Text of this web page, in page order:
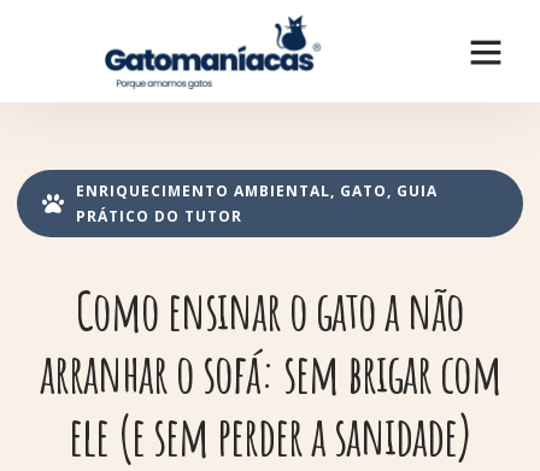
ENRIQUECIMENTO AMBIENTAL, GATO, GUIA
PRÁTICO DO TUTOR
Como ensinar o gato a não
arranhar o sofá: sem brigar com
ele (e sem perder a sanidade)